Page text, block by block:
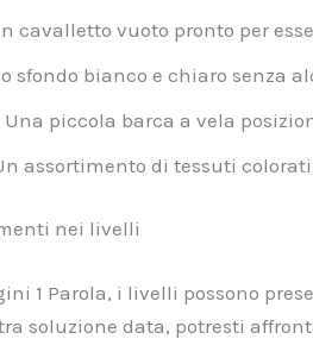
cavalletto vuoto pronto per
sfondo bianco e chiaro senza
piccola barca a vela
assortimento di tessuti
nei livelli
1 Parola, i livelli possono
soluzione data, potresti